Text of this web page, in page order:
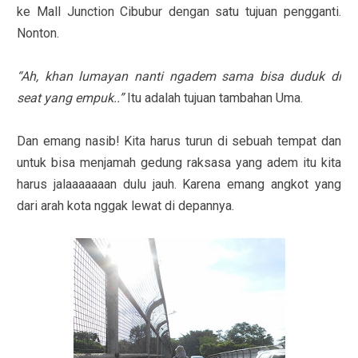
ke Mall Junction Cibubur dengan satu tujuan pengganti.
Nonton.
“Ah, khan lumayan nanti ngadem sama bisa duduk di
seat yang empuk..”Itu adalah tujuan tambahan Uma.
Dan emang nasib! Kita harus turun di sebuah tempat dan
untuk bisa menjamah gedung raksasa yang adem itu kita
harus jalaaaaaaan dulu jauh. Karena emang angkot yang
dari arah kota nggak lewat di depannya.